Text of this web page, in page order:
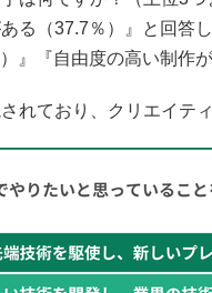
る（37.7％）』と回答
』『自由度の高い制作
れており、クリエイテ